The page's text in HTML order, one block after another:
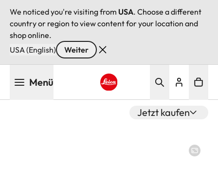
We noticed you're visiting from USA. Choose a different
country or region to view content for your location and
shop online.
USA (English)
Weiter
Menü
Jetzt kaufen